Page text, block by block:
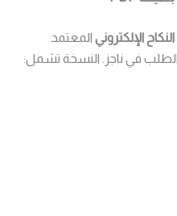
الإلكترونيالمعتمد